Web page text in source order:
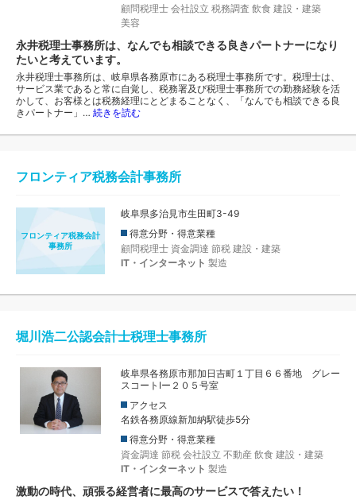
顧問税理士 会社設立 税務調査 飲食 建設・建築
美容
永井税理士事務所は、なんでも相談できる良きパートナーになり
たいと考えています。
永井税理士事務所は、岐阜県各務原市にある税理士事務所です。税理士は、
サービス業であると常に自覚し、税務署及び税理士事務所での勤務経験を活
かして、お客様とは税務経理にとどまることなく、「なんでも相談できる良
きパートナー」… 続きを読む
フロンティア税務会計事務所
フロンティア税務会計
事務所
岐阜県多治見市生田町3-49
得意分野・得意業種
顧問税理士 資金調達 節税 建設・建築
IT・インターネット 製造
堀川浩二公認会計士税理士事務所
岐阜県各務原市那加日吉町１丁目６６番地 グレー
スコートⅠー２０５号室
アクセス
名鉄各務原線新加納駅徒歩5分
得意分野・得意業種
資金調達 節税 会社設立 不動産 飲食 建設・建築
IT・インターネット 製造
激動の時代、頑張る経営者に最高のサービスで答えたい！